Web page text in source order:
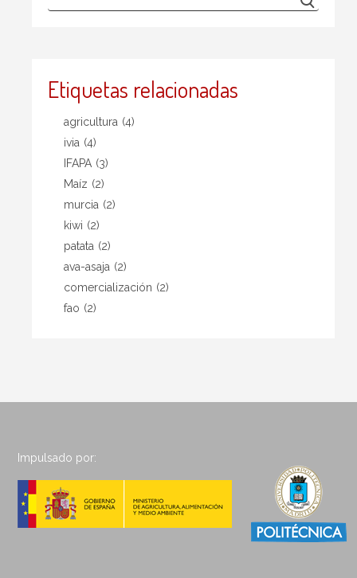
Etiquetas relacionadas
agricultura (4)
ivia (4)
IFAPA (3)
Maíz (2)
murcia (2)
kiwi (2)
patata (2)
ava-asaja (2)
comercialización (2)
fao (2)
Impulsado por: